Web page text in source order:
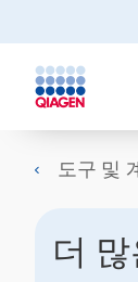
도구 및
더